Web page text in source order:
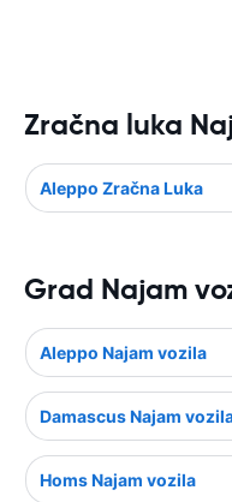
Zračna luka
Aleppo Zračna Luka
Grad Najam
Aleppo Najam vozila
Damascus Najam
Homs Najam vozila